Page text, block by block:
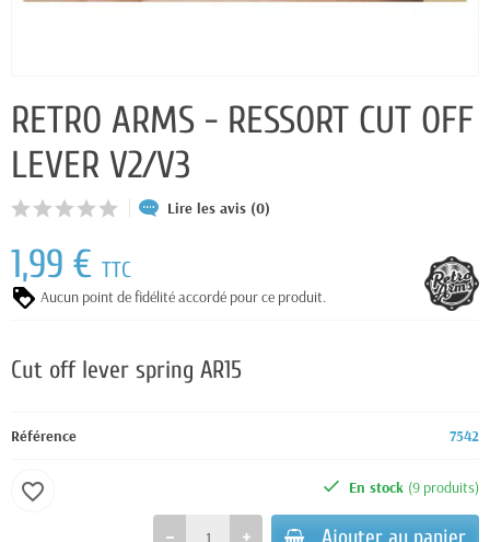
RETRO ARMS - RESSORT CUT OFF
LEVER V2/V3
Lire les avis (0)
1,99 € TTC
Aucun point de fidélité accordé pour ce produit.
Cut off lever spring AR15
Référence 7542
En stock (9 produits)
favorite_border